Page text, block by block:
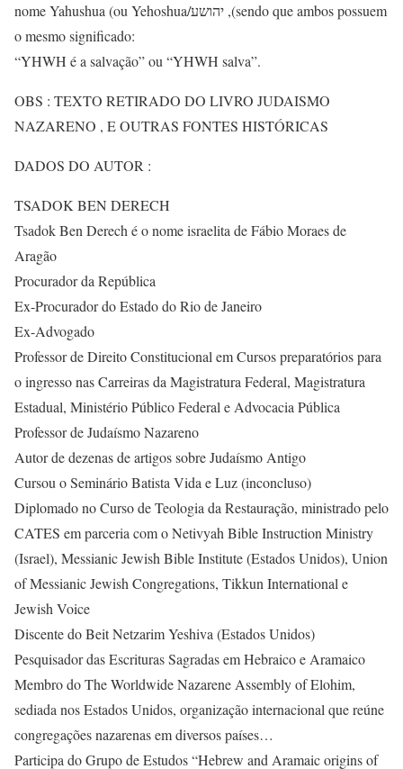
nome Yahushua (ou Yehoshua/יהושע ,(sendo que ambos possuem
o mesmo significado:
“YHWH é a salvação” ou “YHWH salva”.
OBS : TEXTO RETIRADO DO LIVRO JUDAISMO
NAZARENO , E OUTRAS FONTES HISTÓRICAS
DADOS DO AUTOR :
TSADOK BEN DERECH
Tsadok Ben Derech é o nome israelita de Fábio Moraes de
Aragão
Procurador da República
Ex-Procurador do Estado do Rio de Janeiro
Ex-Advogado
Professor de Direito Constitucional em Cursos preparatórios para
o ingresso nas Carreiras da Magistratura Federal, Magistratura
Estadual, Ministério Público Federal e Advocacia Pública
Professor de Judaísmo Nazareno
Autor de dezenas de artigos sobre Judaísmo Antigo
Cursou o Seminário Batista Vida e Luz (inconcluso)
Diplomado no Curso de Teologia da Restauração, ministrado pelo
CATES em parceria com o Netivyah Bible Instruction Ministry
(Israel), Messianic Jewish Bible Institute (Estados Unidos), Union
of Messianic Jewish Congregations, Tikkun International e
Jewish Voice
Discente do Beit Netzarim Yeshiva (Estados Unidos)
Pesquisador das Escrituras Sagradas em Hebraico e Aramaico
Membro do The Worldwide Nazarene Assembly of Elohim,
sediada nos Estados Unidos, organização internacional que reúne
congregações nazarenas em diversos países…
Participa do Grupo de Estudos “Hebrew and Aramaic origins of